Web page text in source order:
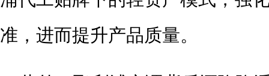
准，进而提升产品质量。